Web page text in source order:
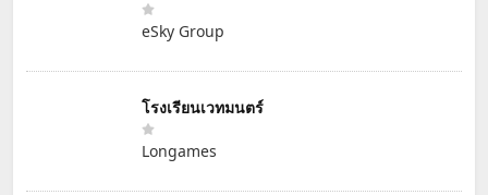
eSky Group
โรงเรียนเวทมนตร์
Longames